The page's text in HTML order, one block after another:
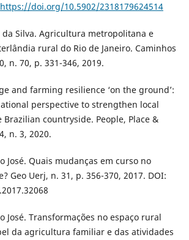
https://doi.org/10.5902/2318179624514
da Silva. Agricultura metropolitana e
rural do Rio de Janeiro. Caminhos
n. 70, p. 331-346, 2019.
and farming resilience ‘on the ground’:
perspective to strengthen local
countryside. People, Place &
n. 3, 2020.
José. Quais mudanças em curso no
Geo Uerj, n. 31, p. 356-370, 2017. DOI:
José. Transformações no espaço rural
da agricultura familiar e das atividades